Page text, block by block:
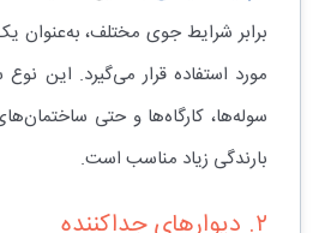
برابر شرایط جوی مختلف،
مورد استفاده قرار می‌گیرد. این
سوله‌ها، کارگاه‌ها و حتی
بارندگی زیاد مناسب است.